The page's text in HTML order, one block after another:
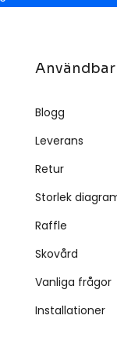
Användbar
Blogg
Leverans
Retur
Storlek
Raffle
Skovård
Vanliga frågor
Installationer